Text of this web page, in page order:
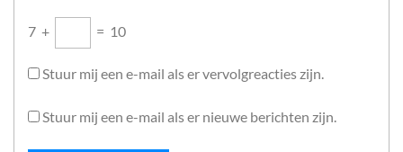
7 + = 10
Stuur mij een e-mail als er vervolgreacties zijn.
Stuur mij een e-mail als er nieuwe berichten zijn.